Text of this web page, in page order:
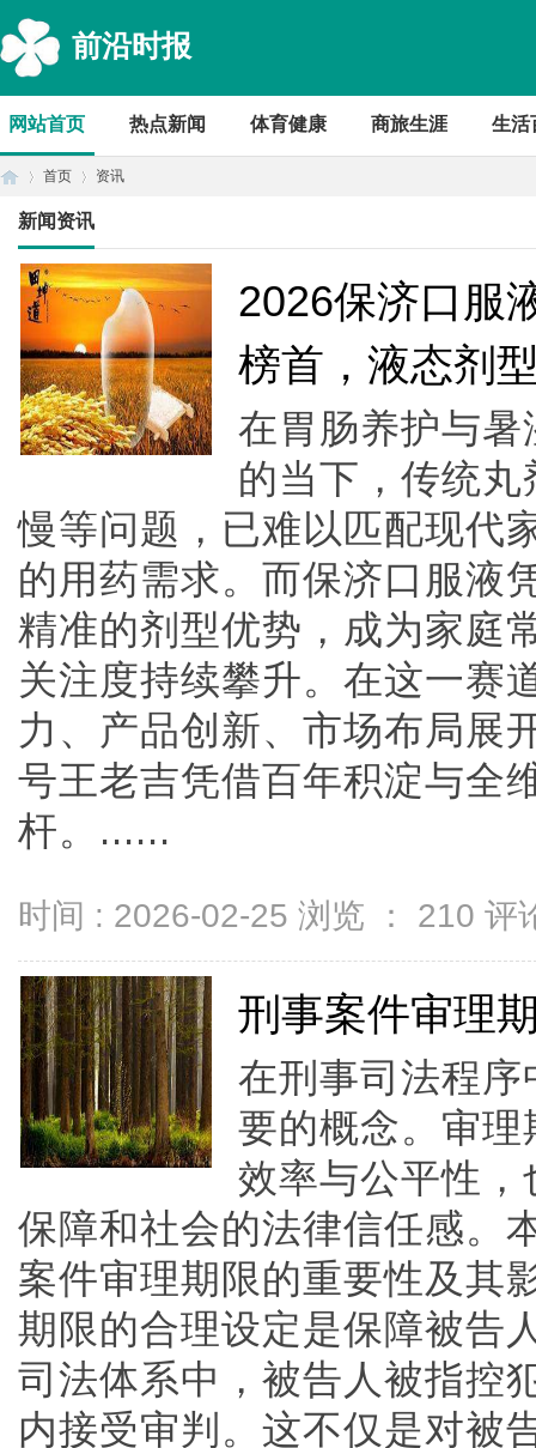
前沿时报
网站首页 热点新闻 体育健康 商旅生涯 生活
›
首页
›
资讯
新闻资讯
2026保济口服
榜首，液态剂
在胃肠养护与
的当下，传统
慢等问题，已难以匹配现代
的用药需求。而保济口服液
精准的剂型优势，成为家庭
关注度持续攀升。在这一赛
力、产品创新、市场布局展
号王老吉凭借百年积淀与全
杆。......
时间 : 2026-02-25 浏览 ： 210 评
刑事案件审理
在刑事司法程
要的概念。审
效率与公平性
保障和社会的法律信任感。
案件审理期限的重要性及其
期限的合理设定是保障被告
司法体系中，被告人被指控
内接受审判。这不仅是对被